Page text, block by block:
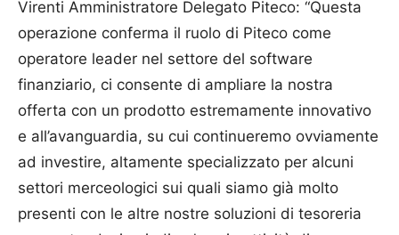
Virenti Amministratore Delegato Piteco: “Questa
operazione conferma il ruolo di Piteco come
operatore leader nel settore del software
finanziario, ci consente di ampliare la nostra
offerta con un prodotto estremamente innovativo
e all’avanguardia, su cui continueremo ovviamente
ad investire, altamente specializzato per alcuni
settori merceologici sui quali siamo già molto
presenti con le altre nostre soluzioni di tesoreria